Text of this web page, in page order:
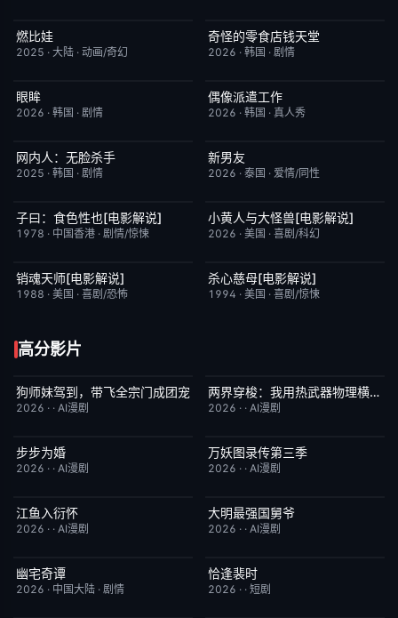
HD国语
燃比娃
2025 · 大陆 · 动画/奇幻
HD中字
奇怪的零食店钱天堂
2026 · 韩国 · 剧情
HD中字
眼眸
2026 · 韩国 · 剧情
已完结
偶像派遣工作
2026 · 韩国 · 真人秀
今日更新
网内人：无脸杀手
2025 · 韩国 · 剧情
更新至第01集
新男友
2026 · 泰国 · 爱情/同性
已完结
子曰：食色性也[电影解说]
1978 · 中国香港 · 剧情/惊悚
已完结
小黄人与大怪兽[电影解说]
2026 · 美国 · 喜剧/科幻
已完结
销魂天师[电影解说]
1988 · 美国 · 喜剧/恐怖
已完结
杀心慈母[电影解说]
1994 · 美国 · 喜剧/惊悚
高分影片
完结 10.0
狗师妹驾到，带飞全宗门成团宠
2026 · · AI漫剧
完结 10.0两界穿梭：我用热武器物理横推修真界
2026 · · AI漫剧
完结
步步为婚
2026 · · AI漫剧
完结
万妖图录传第三季
2026 · · AI漫剧
完结
江鱼入衍怀
2026 · · AI漫剧
完结
大明最强国舅爷
2026 · · AI漫剧
更新至第14集
幽宅奇谭
2026 · 中国大陆 · 剧情
完结
恰逢裴时
2026 · · 短剧